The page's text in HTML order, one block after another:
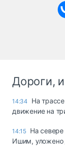
Дороги,
14:34
На
движение на
14:15 На
Ишим, уложено